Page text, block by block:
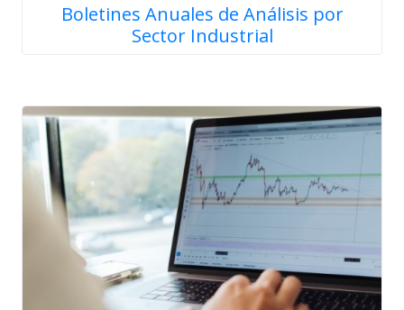
Boletines Anuales de Análisis por
Sector Industrial